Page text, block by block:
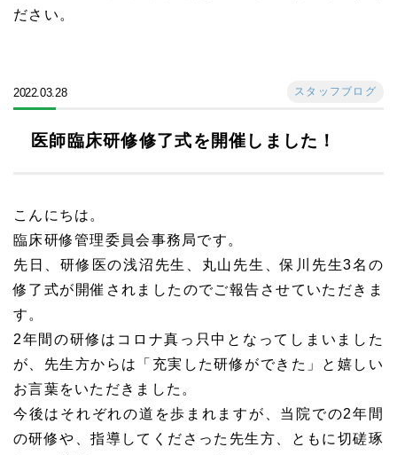
ださい。
2022.03.28 スタッフブログ
医師臨床研修修了式を開催しました！
こんにちは。
臨床研修管理委員会事務局です。
先日、研修医の浅沼先生、丸山先生、保川先生3名の
修了式が開催されましたのでご報告させていただきま
す。
2年間の研修はコロナ真っ只中となってしまいました
が、先生方からは「充実した研修ができた」と嬉しい
お言葉をいただきました。
今後はそれぞれの道を歩まれますが、当院での2年間
の研修や、指導してくださった先生方、ともに切磋琢